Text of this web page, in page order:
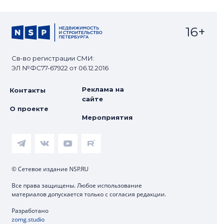
Св-во регистрации СМИ:
ЭЛ №ФС77-67922 от 06.12.2016
16+
Контакты
О проекте
Реклама на
сайте
Мероприятия
© Сетевое издание NSP.RU
Все права защищены. Любое использование
материалов допускается только с согласия редакции.
Разработано
zomg.studio